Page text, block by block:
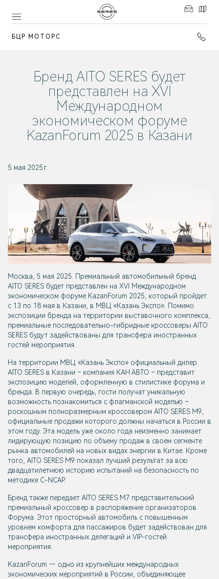
БЦР МОТОРС
Бренд AITO SERES будет
представлен на XVI
Международном
экономическом форуме
KazanForum 2025 в Казани
5 мая 2025 г.
Москва, 5 мая 2025. Премиальный автомобильный бренд
AITO SERES будет представлен на XVI Международном
экономическом форуме KazanForum 2025, который пройдет
с 13 по 18 мая в Казани, в МВЦ «Казань Экспо». Помимо
экспозиции бренда на территории выставочного комплекса,
премиальные последовательно-гибридные кроссоверы AITO
SERES будут задействованы для трансфера иностранных
гостей мероприятия.
На территории МВЦ «Казань Экспо» официальный дилер
AITO SERES в Казани – компания КАН АВТО – представит
экспозицию моделей, оформленную в стилистике форума и
бренда. В первую очередь, гости получат уникальную
возможность познакомиться с флагманской моделью –
роскошным полноразмерным кроссовером AITO SERES М9,
официальные продажи которого должны начаться в России в
этом году. Эта модель уже около года неизменно занимает
лидирующую позицию по объему продаж в своем сегменте
рынка автомобилей на новых видах энергии в Китае. Кроме
того, AITO SERES М9 показал лучший результат за всю
двадцатилетнюю историю испытаний на безопасность по
методике C-NCAP.
Бренд также передает AITO SERES М7 представительский
премиальный кроссовер в распоряжение организаторов
Форума. Этот просторный автомобиль с повышенным
уровнем комфорта для пассажиров будет задействован для
трансфера иностранных делегаций и VIP-гостей
мероприятия.
KazanForum — одно из крупнейших международных
экономических мероприятий в России, объединяющее